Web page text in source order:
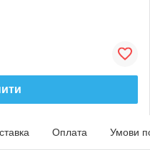
Оплата Умови